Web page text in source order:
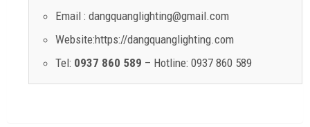
Email : dangquanglighting@gmail.com
Website:https://dangquanglighting.com
Tel: 0937 860 589 – Hotline: 0937 860 589